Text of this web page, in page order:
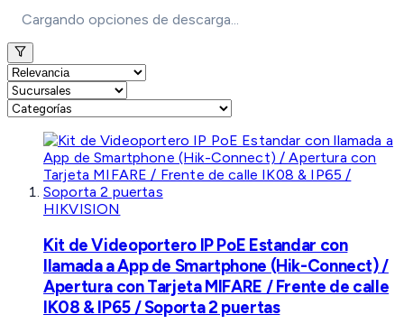
Cargando opciones de descarga...
HIKVISION
Kit de Videoportero IP PoE Estandar con
llamada a App de Smartphone (Hik-Connect) /
Apertura con Tarjeta MIFARE / Frente de calle
IK08 & IP65 / Soporta 2 puertas